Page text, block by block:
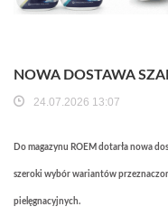
NOWA DOSTAWA
24.07.2026 13:07
Do magazynu ROEM dotarła nowa
szeroki wybór wariantów
pielęgnacyjnych.